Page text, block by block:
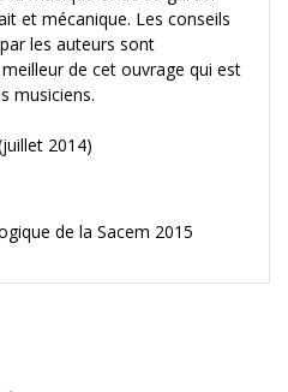
et mécanique. Les conseils
les auteurs sont
de cet ouvrage qui est
musiciens.
2014)
de la Sacem 2015